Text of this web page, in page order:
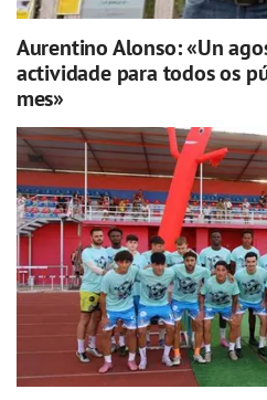
Aurentino Alonso: «Un
actividade para todos os
mes»